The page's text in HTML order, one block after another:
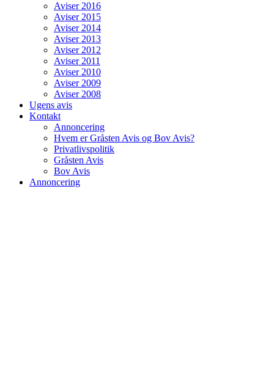
Aviser 2016
Aviser 2015
Aviser 2014
Aviser 2013
Aviser 2012
Aviser 2011
Aviser 2010
Aviser 2009
Aviser 2008
Ugens avis
Kontakt
Annoncering
Hvem er Gråsten Avis og Bov Avis?
Privatlivspolitik
Gråsten Avis
Bov Avis
Annoncering